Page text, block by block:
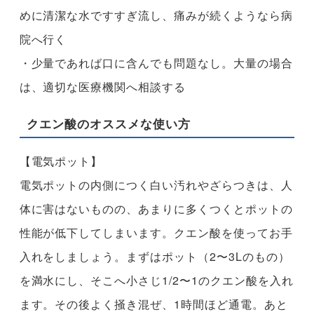
めに清潔な水ですすぎ流し、痛みが続くようなら病
院へ行く
・少量であれば口に含んでも問題なし。大量の場合
は、適切な医療機関へ相談する
クエン酸のオススメな使い方
【電気ポット】
電気ポットの内側につく白い汚れやざらつきは、人
体に害はないものの、あまりに多くつくとポットの
性能が低下してしまいます。クエン酸を使ってお手
入れをしましょう。まずはポット（2〜3Lのもの）
を満水にし、そこへ小さじ1/2〜1のクエン酸を入れ
ます。その後よく掻き混ぜ、1時間ほど通電。あと